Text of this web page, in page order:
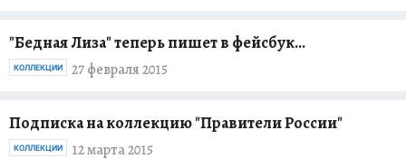
"Бедная Лиза" теперь пишет в фейсбук...
27 февраля 2015
КОЛЛЕКЦИИ
Подписка на коллекцию "Правители России"
12 марта 2015
КОЛЛЕКЦИИ